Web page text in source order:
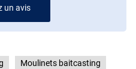
un avis
Moulinets baitcasting